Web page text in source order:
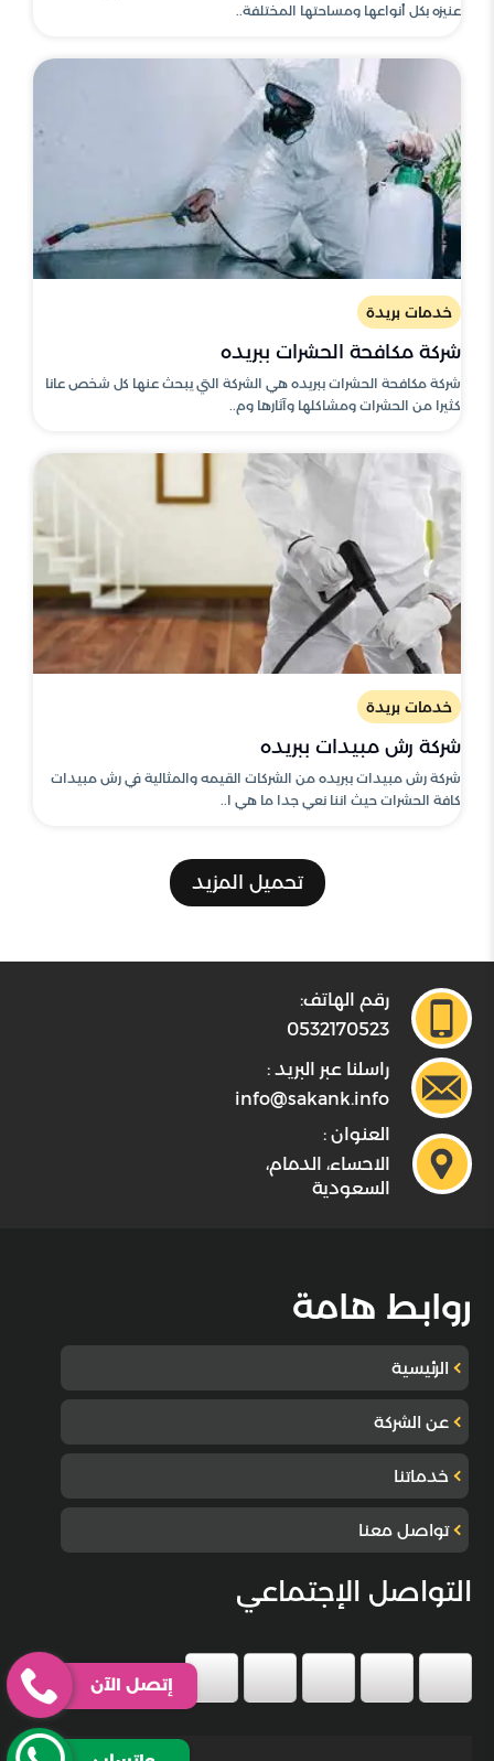
عنيزه بكل أنواعها ومساحتها المختلفة..
خدمات بريدة
شركة مكافحة الحشرات ببريده
شركة مكافحة الحشرات ببريده هي الشركة التي يبحث عنها كل شخص عانا
كثيرا من الحشرات ومشاكلها وآثارها وم..
خدمات بريدة
شركة رش مبيدات ببريده
شركة رش مبيدات ببريده من الشركات القيمه والمثالية في رش مبيدات
كافة الحشرات حيث اننا نعي جدا ما هي ا..
تحميل المزيد
رقم الهاتف:
0532170523
راسلنا عبر البريد :
info@sakank.info
العنوان :
الاحساء، الدمام،
السعودية
روابط هامة
الرئيسية
عن الشركة
خدماتنا
تواصل معنا
التواصل الإجتماعي
إتصل الآن